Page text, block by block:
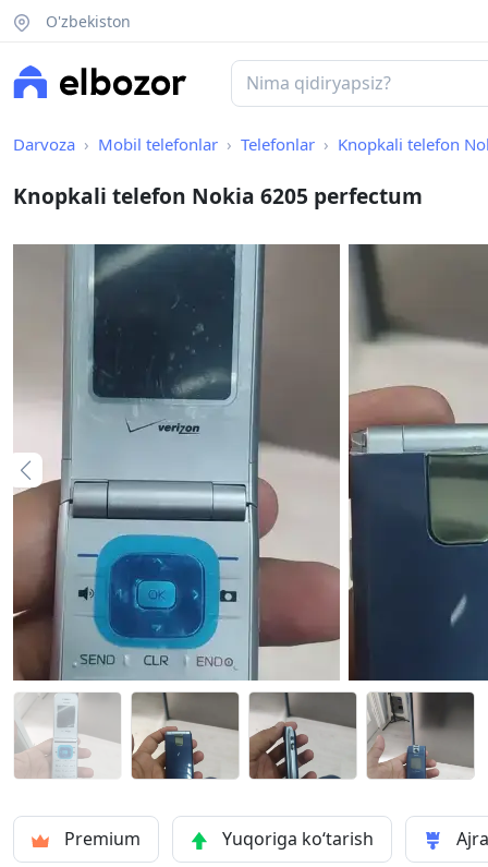
O'zbekiston
Darvoza Mobil telefonlar Telefonlar Knopkali telefon
Knopkali telefon Nokia 6205 perfectum
Premium Yuqoriga ko‘tarish